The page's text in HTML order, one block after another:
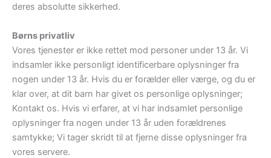
deres absolutte sikkerhed.
Børns privatliv
Vores tjenester er ikke rettet mod personer under 13 år. Vi
indsamler ikke personligt identificerbare oplysninger fra
nogen under 13 år. Hvis du er forælder eller værge, og du er
klar over, at dit barn har givet os personlige oplysninger;
Kontakt os. Hvis vi erfarer, at vi har indsamlet personlige
oplysninger fra nogen under 13 år uden forældrenes
samtykke; Vi tager skridt til at fjerne disse oplysninger fra
vores servere.